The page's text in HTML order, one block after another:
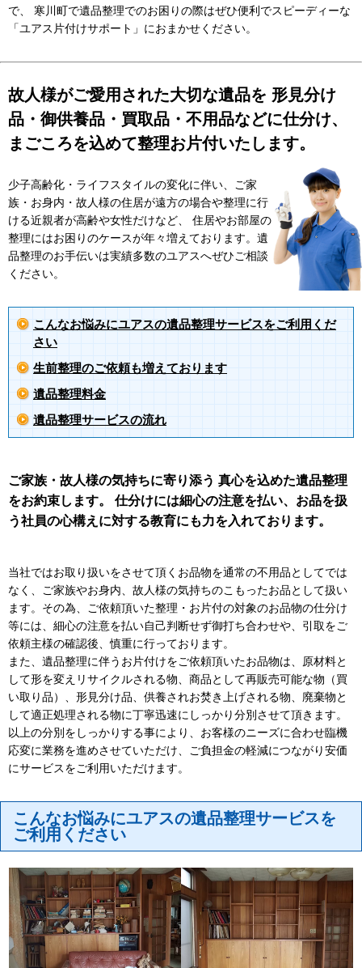
で、 寒川町で遺品整理でのお困りの際はぜひ便利でスピーディーな
「ユアス片付けサポート」におまかせください。
故人様がご愛用された大切な遺品を 形見分け
品・御供養品・買取品・不用品などに仕分け、
まごころを込めて整理お片付いたします。
少子高齢化・ライフスタイルの変化に伴い、ご家
族・お身内・故人様の住居が遠方の場合や整理に行
ける近親者が高齢や女性だけなど、 住居やお部屋の
整理にはお困りのケースが年々増えております。遺
品整理のお手伝いは実績多数のユアスへぜひご相談
ください。
こんなお悩みにユアスの遺品整理サービスをご利用くだ
さい
生前整理のご依頼も増えております
遺品整理料金
遺品整理サービスの流れ
ご家族・故人様の気持ちに寄り添う 真心を込めた遺品整理
をお約束します。 仕分けには細心の注意を払い、お品を扱
う社員の心構えに対する教育にも力を入れております。
当社ではお取り扱いをさせて頂くお品物を通常の不用品としてでは
なく、ご家族やお身内、故人様の気持ちのこもったお品として扱い
ます。その為、ご依頼頂いた整理・お片付の対象のお品物の仕分け
等には、細心の注意を払い自己判断せず御打ち合わせや、引取をご
依頼主様の確認後、慎重に行っております。
また、遺品整理に伴うお片付けをご依頼頂いたお品物は、原材料と
して形を変えリサイクルされる物、商品として再販売可能な物（買
い取り品）、形見分け品、供養されお焚き上げされる物、廃棄物と
して適正処理される物に丁寧迅速にしっかり分別させて頂きます。
以上の分別をしっかりする事により、お客様のニーズに合わせ臨機
応変に業務を進めさせていただけ、ご負担金の軽減につながり安価
にサービスをご利用いただけます。
こんなお悩みにユアスの遺品整理サービスを
ご利用ください